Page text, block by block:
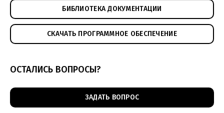
питания
AC/DC
Принцип
Геркон Элемент Холла
коммутируемый
ток
100 мА
Ток
потребления
≤11 мА при
24 VDC
≤14 мА
24 VDC
БИБЛИОТЕКА ДОКУМЕНТАЦИИ
СКАЧАТЬ ПРОГРАММНОЕ ОБЕСПЕЧЕНИЕ
ОСТАЛИСЬ ВОПРОСЫ?
ЗАДАТЬ ВОПРОС